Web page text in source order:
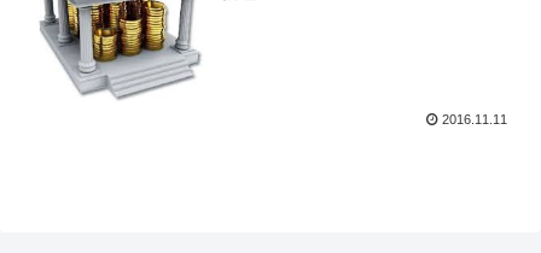
2016.11.11